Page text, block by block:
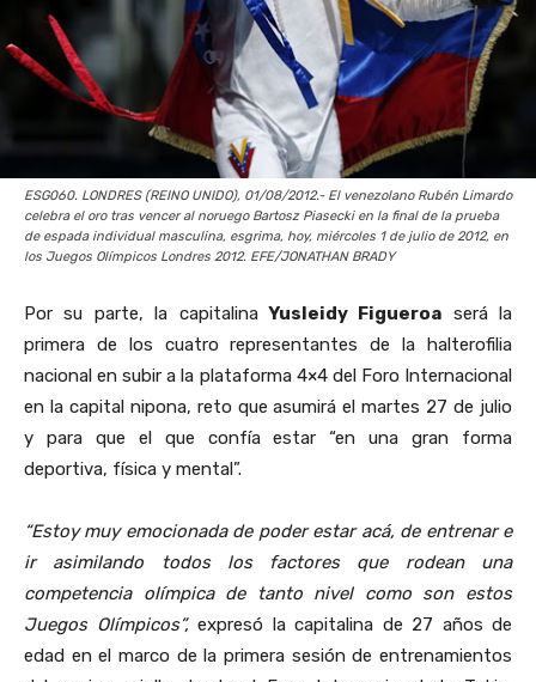
ESG060. LONDRES (REINO UNIDO), 01/08/2012.- El venezolano Rubén Limardo
celebra el oro tras vencer al noruego Bartosz Piasecki en la final de la prueba
de espada individual masculina, esgrima, hoy, miércoles 1 de julio de 2012, en
los Juegos Olímpicos Londres 2012. EFE/JONATHAN BRADY
Por su parte, la capitalinaYusleidy Figueroa será la
primera de los cuatro representantes de la halterofilia
nacional en subir a la plataforma 4×4 del Foro Internacional
en la capital nipona, reto que asumirá el martes 27 de julio
y para que el que confía estar “en una gran forma
deportiva, física y mental”.
“Estoy muy emocionada de poder estar acá, de entrenar e
ir asimilando todos los factores que rodean una
competencia olímpica de tanto nivel como son estos
Juegos Olímpicos”,expresó la capitalina de 27 años de
edad en el marco de la primera sesión de entrenamientos